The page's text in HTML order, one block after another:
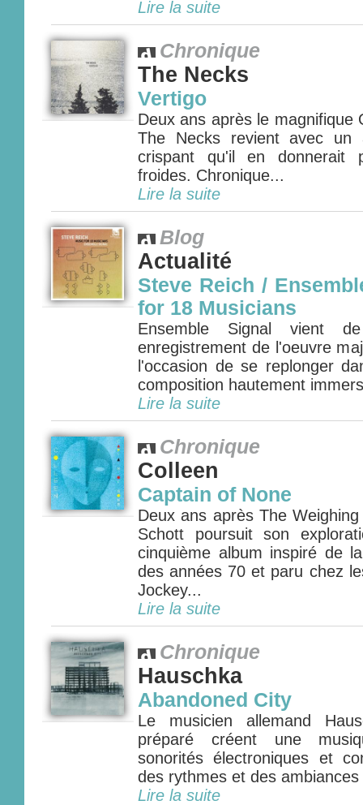
Lire la suite
Chronique
The Necks
Vertigo
Deux ans après le magnifique
The Necks revient avec un
crispant qu'il en donnerait
froides. Chronique...
Lire la suite
Blog
Actualité
Steve Reich /
for 18 Musicians
Ensemble Signal vient
enregistrement de l'oeuvre
l'occasion de se replonger
composition hautement
Lire la suite
Chronique
Colleen
Captain of None
Deux ans après The
Schott poursuit son
cinquième album inspiré de
des années 70 et paru chez
Jockey...
Lire la suite
Chronique
Hauschka
Abandoned City
Le musicien allemand
préparé créent une
sonorités électroniques et
des rythmes et des
Lire la suite